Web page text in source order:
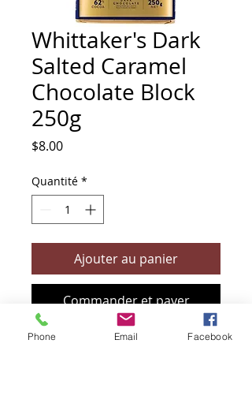
Whittaker's Dark
Salted Caramel
Chocolate Block
250g
$8.00Prix
Quantité *
Ajouter au panier
Commander et payer
Phone Email Facebook